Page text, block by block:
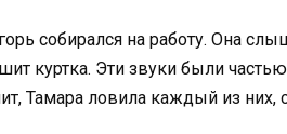
собирался на работу. Она
куртка. Эти звуки были
Тамара ловила каждый из них,